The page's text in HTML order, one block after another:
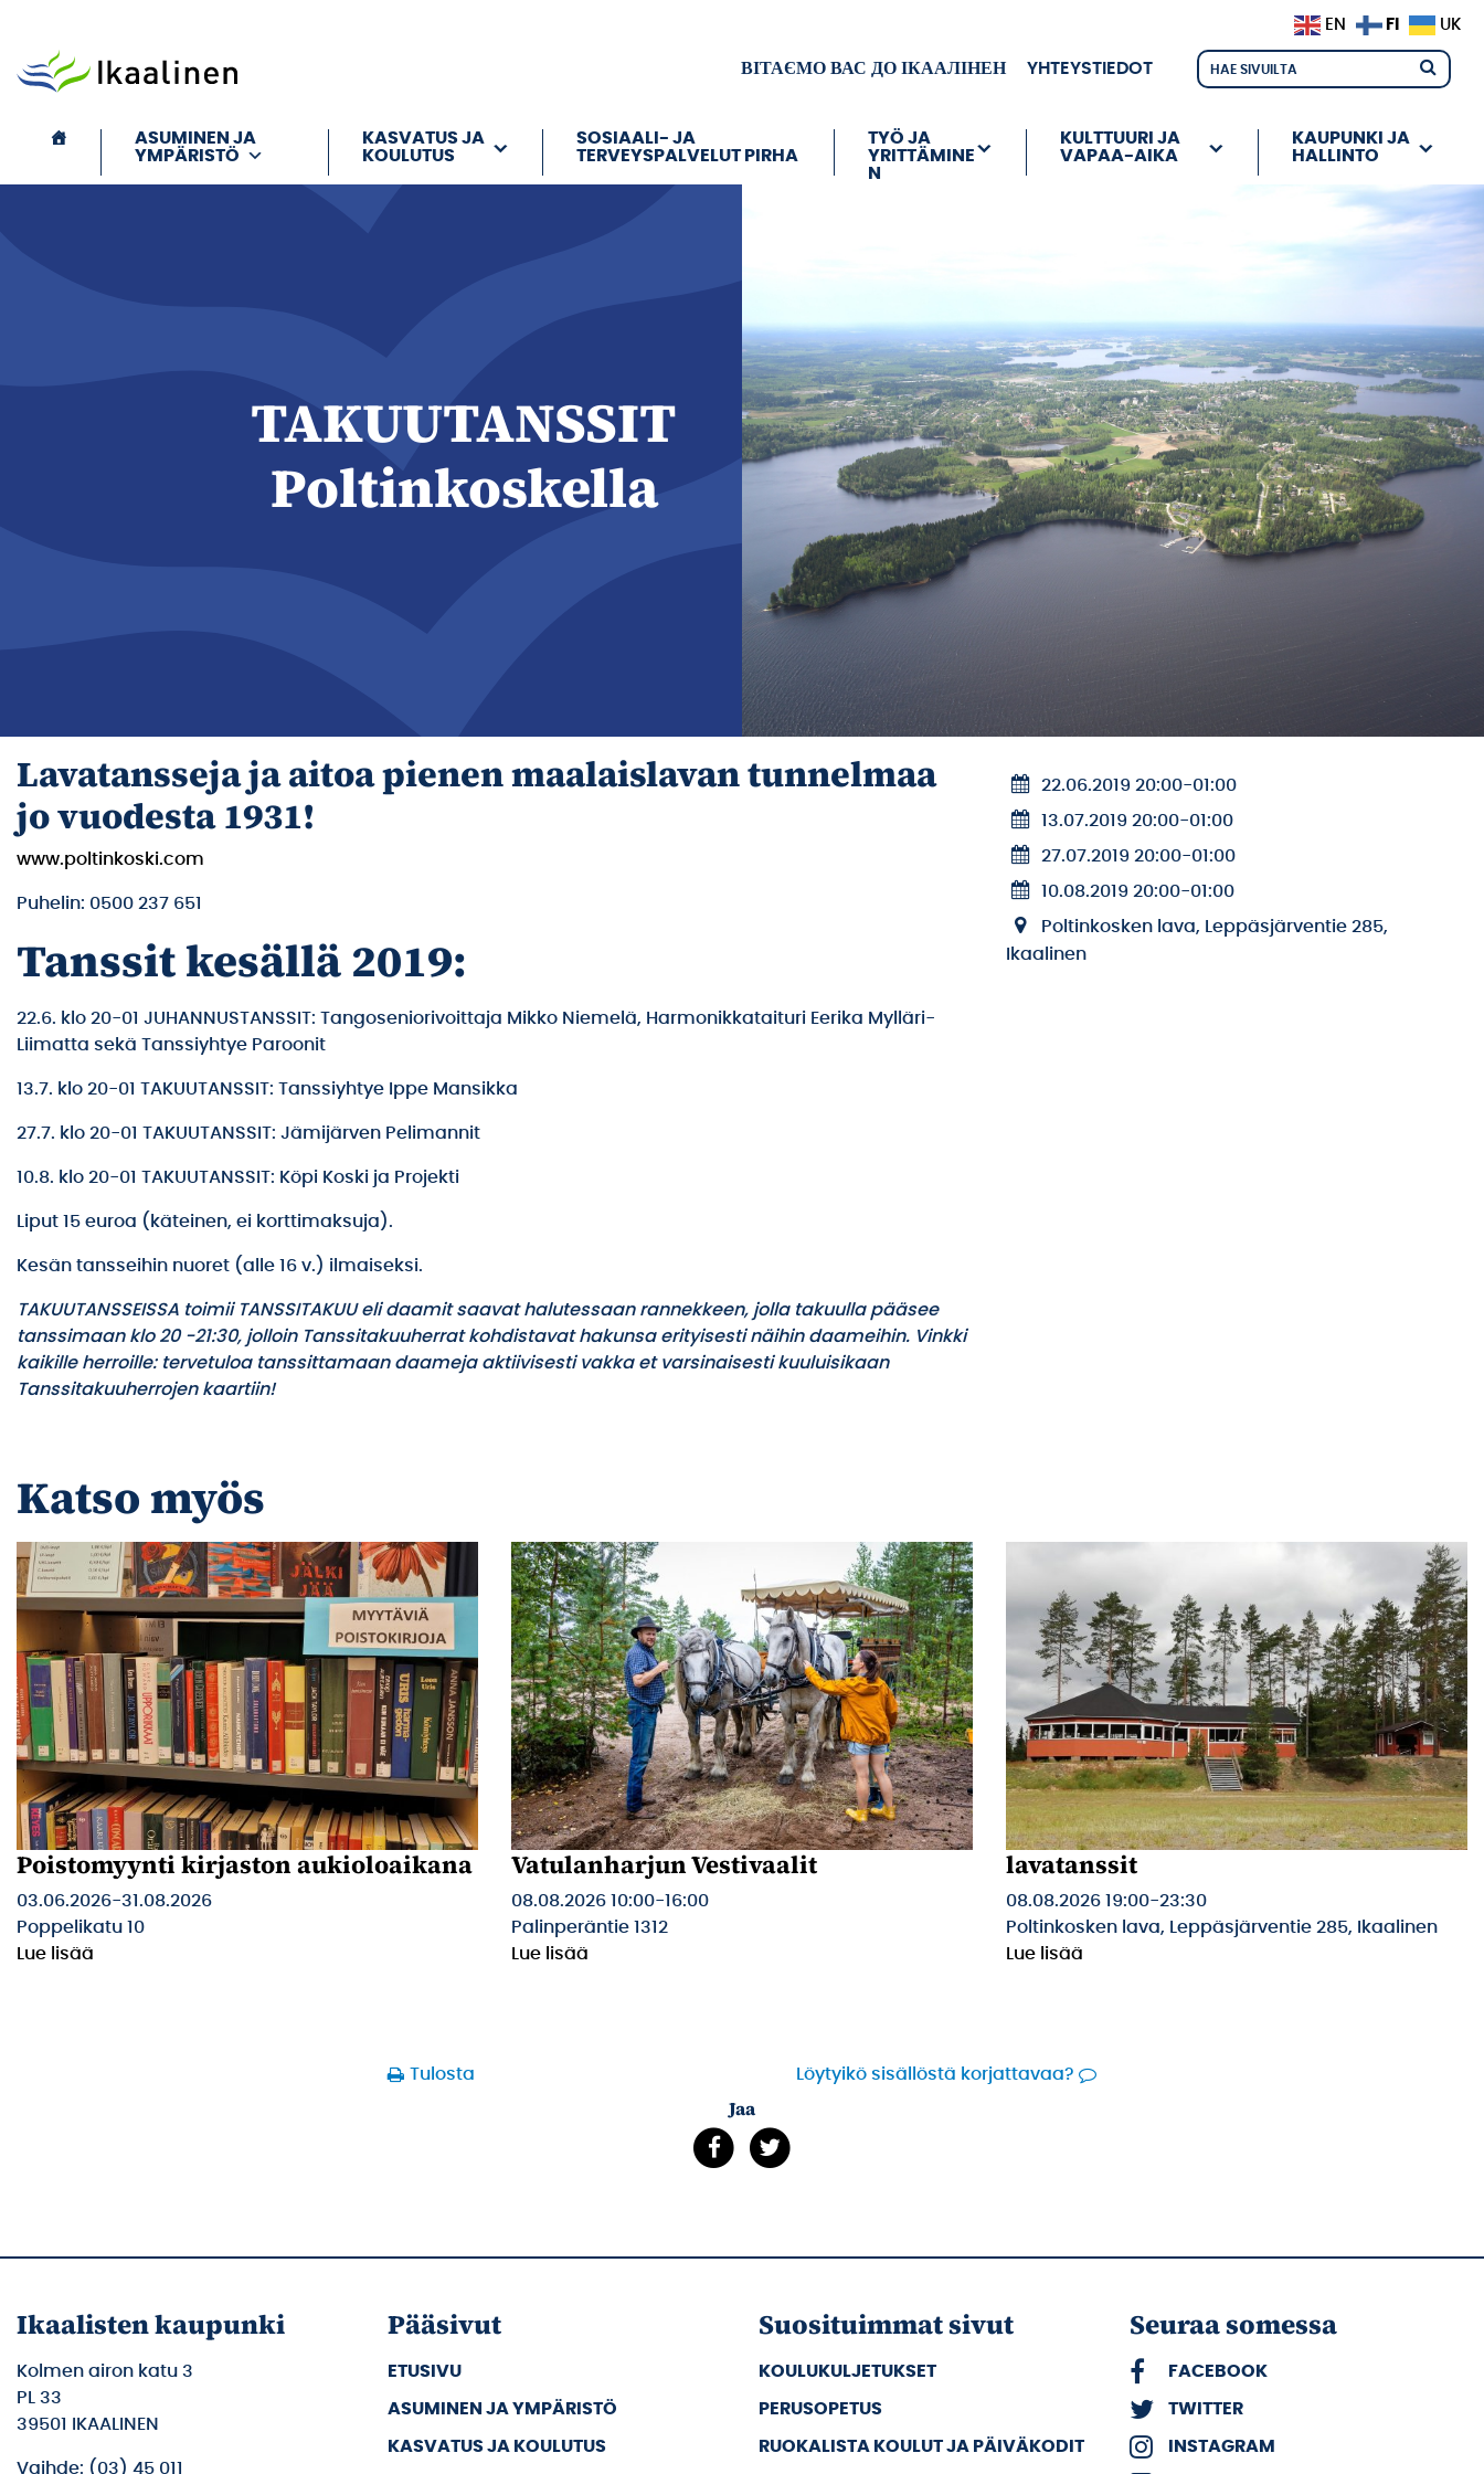
ВІТАЄМО ВАС ДО ІКААЛІНЕН YHTEYSTIEDOT
ASUMINEN JA
YMPÄRISTÖ
KASVATUS JA
KOULUTUS
SOSIAALI- JA
TERVEYSPALVELUT PIRHA
TYÖ JA
YRITTÄMINE
N
KULTTUURI JA
VAPAA-AIKA
KAUPUNKI JA
HALLINTO
TAKUUTANSSIT
Poltinkoskella
Lavatansseja ja aitoa pienen maalaislavan tunnelmaa
jo vuodesta 1931!
www.poltinkoski.com
Puhelin: 0500 237 651
Tanssit kesällä 2019:
22.6. klo 20-01 JUHANNUSTANSSIT: Tangoseniorivoittaja Mikko Niemelä, Harmonikkataituri Eerika Mylläri-
Liimatta sekä Tanssiyhtye Paroonit
13.7. klo 20-01 TAKUUTANSSIT: Tanssiyhtye Ippe Mansikka
27.7. klo 20-01 TAKUUTANSSIT: Jämijärven Pelimannit
10.8. klo 20-01 TAKUUTANSSIT: Köpi Koski ja Projekti
Liput 15 euroa (käteinen, ei korttimaksuja).
Kesän tansseihin nuoret (alle 16 v.) ilmaiseksi.
TAKUUTANSSEISSA toimii TANSSITAKUU eli daamit saavat halutessaan rannekkeen, jolla takuulla pääsee
tanssimaan klo 20 -21:30, jolloin Tanssitakuuherrat kohdistavat hakunsa erityisesti näihin daameihin. Vinkki
kaikille herroille: tervetuloa tanssittamaan daameja aktiivisesti vakka et varsinaisesti kuuluisikaan
Tanssitakuuherrojen kaartiin!
22.06.2019 20:00-01:00
13.07.2019 20:00-01:00
27.07.2019 20:00-01:00
10.08.2019 20:00-01:00
Poltinkosken lava, Leppäsjärventie 285,
Ikaalinen
Katso myös
Poistomyynti kirjaston aukioloaikana
03.06.2026-31.08.2026
Poppelikatu 10
Lue lisää
Vatulanharjun Vestivaalit
08.08.2026 10:00-16:00
Palinperäntie 1312
Lue lisää
lavatanssit
08.08.2026 19:00-23:30
Poltinkosken lava, Leppäsjärventie 285, Ikaalinen
Lue lisää
Tulosta Löytyikö sisällöstä korjattavaa?
Jaa
Ikaalisten kaupunki
Kolmen airon katu 3
PL 33
39501 IKAALINEN
Vaihde: (03) 45 011
Pääsivut
ETUSIVU
ASUMINEN JA YMPÄRISTÖ
KASVATUS JA KOULUTUS
Suosituimmat sivut
KOULUKULJETUKSET
PERUSOPETUS
RUOKALISTA KOULUT JA PÄIVÄKODIT
Seuraa somessa
FACEBOOK
TWITTER
INSTAGRAM
EN FI UK